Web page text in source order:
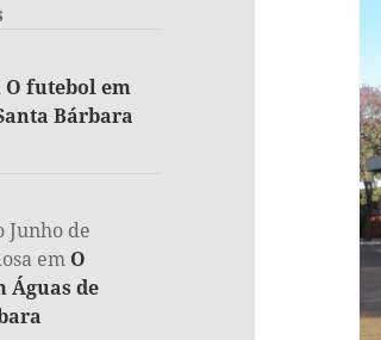
O futebol em
Bárbara
de
em O
Águas de